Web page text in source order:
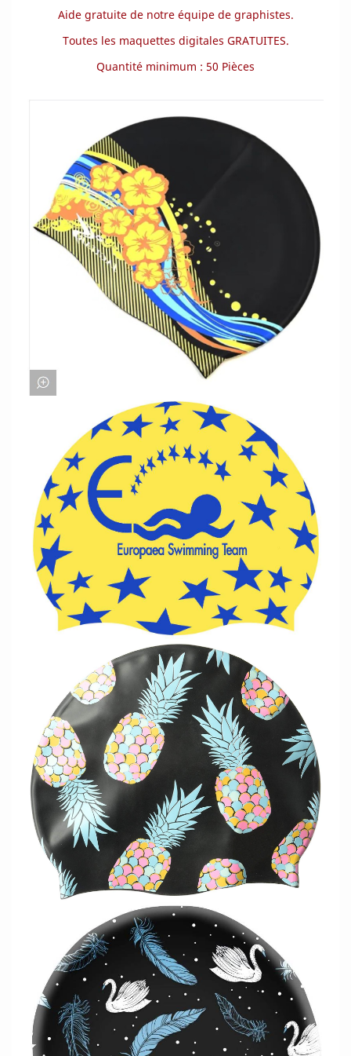
Aide gratuite de notre équipe de graphistes.
Toutes les maquettes digitales GRATUITES.
Quantité minimum : 50 Pièces